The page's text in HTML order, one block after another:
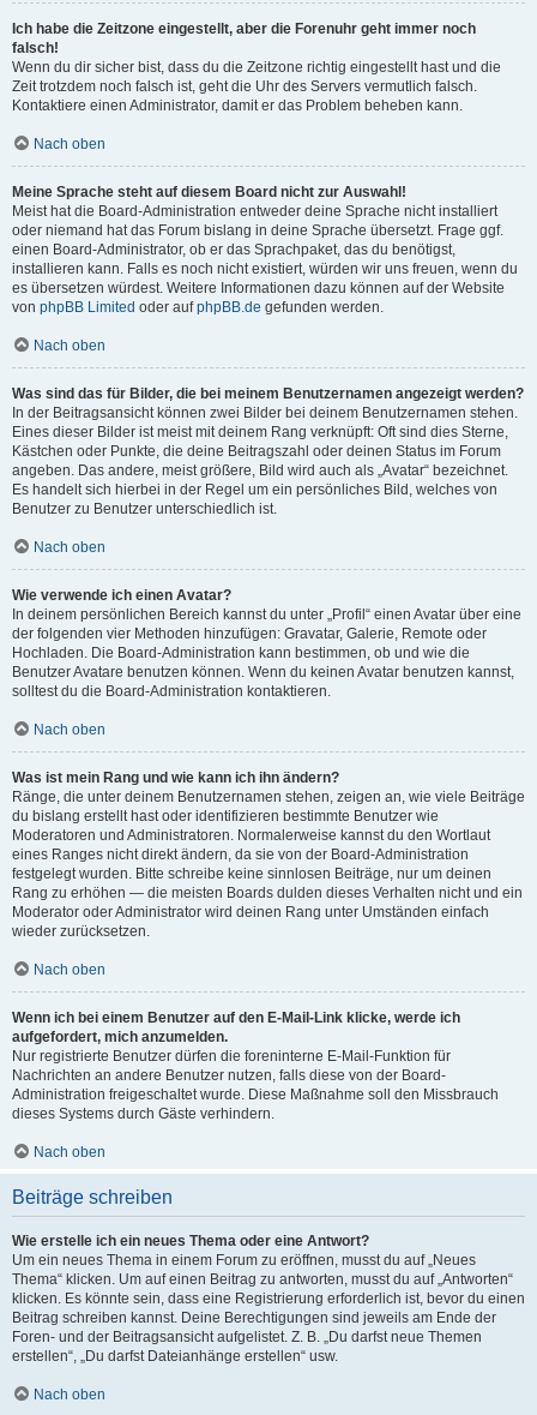
Ich habe die Zeitzone eingestellt, aber die Forenuhr geht immer noch
falsch!
Wenn du dir sicher bist, dass du die Zeitzone richtig eingestellt hast und die
Zeit trotzdem noch falsch ist, geht die Uhr des Servers vermutlich falsch.
Kontaktiere einen Administrator, damit er das Problem beheben kann.
Nach oben
Meine Sprache steht auf diesem Board nicht zur Auswahl!
Meist hat die Board-Administration entweder deine Sprache nicht installiert
oder niemand hat das Forum bislang in deine Sprache übersetzt. Frage ggf.
einen Board-Administrator, ob er das Sprachpaket, das du benötigst,
installieren kann. Falls es noch nicht existiert, würden wir uns freuen, wenn du
es übersetzen würdest. Weitere Informationen dazu können auf der Website
von phpBB Limited oder aufphpBB.de gefunden werden.
Nach oben
Was sind das für Bilder, die bei meinem Benutzernamen angezeigt werden?
In der Beitragsansicht können zwei Bilder bei deinem Benutzernamen stehen.
Eines dieser Bilder ist meist mit deinem Rang verknüpft: Oft sind dies Sterne,
Kästchen oder Punkte, die deine Beitragszahl oder deinen Status im Forum
angeben. Das andere, meist größere, Bild wird auch als „Avatar“ bezeichnet.
Es handelt sich hierbei in der Regel um ein persönliches Bild, welches von
Benutzer zu Benutzer unterschiedlich ist.
Nach oben
Wie verwende ich einen Avatar?
In deinem persönlichen Bereich kannst du unter „Profil“ einen Avatar über eine
der folgenden vier Methoden hinzufügen: Gravatar, Galerie, Remote oder
Hochladen. Die Board-Administration kann bestimmen, ob und wie die
Benutzer Avatare benutzen können. Wenn du keinen Avatar benutzen kannst,
solltest du die Board-Administration kontaktieren.
Nach oben
Was ist mein Rang und wie kann ich ihn ändern?
Ränge, die unter deinem Benutzernamen stehen, zeigen an, wie viele Beiträge
du bislang erstellt hast oder identifizieren bestimmte Benutzer wie
Moderatoren und Administratoren. Normalerweise kannst du den Wortlaut
eines Ranges nicht direkt ändern, da sie von der Board-Administration
festgelegt wurden. Bitte schreibe keine sinnlosen Beiträge, nur um deinen
Rang zu erhöhen — die meisten Boards dulden dieses Verhalten nicht und ein
Moderator oder Administrator wird deinen Rang unter Umständen einfach
wieder zurücksetzen.
Nach oben
Wenn ich bei einem Benutzer auf den E-Mail-Link klicke, werde ich
aufgefordert, mich anzumelden.
Nur registrierte Benutzer dürfen die foreninterne E-Mail-Funktion für
Nachrichten an andere Benutzer nutzen, falls diese von der Board-
Administration freigeschaltet wurde. Diese Maßnahme soll den Missbrauch
dieses Systems durch Gäste verhindern.
Nach oben
Beiträge schreiben
Wie erstelle ich ein neues Thema oder eine Antwort?
Um ein neues Thema in einem Forum zu eröffnen, musst du auf „Neues
Thema“ klicken. Um auf einen Beitrag zu antworten, musst du auf „Antworten“
klicken. Es könnte sein, dass eine Registrierung erforderlich ist, bevor du einen
Beitrag schreiben kannst. Deine Berechtigungen sind jeweils am Ende der
Foren- und der Beitragsansicht aufgelistet. Z. B. „Du darfst neue Themen
erstellen“, „Du darfst Dateianhänge erstellen“ usw.
Nach oben